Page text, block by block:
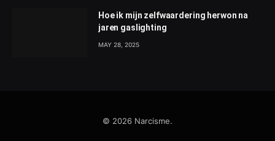
Hoe ik mijn zelfwaardering herwon na
jaren gaslighting
MAY 28, 2025
© 2026 Narcisme.